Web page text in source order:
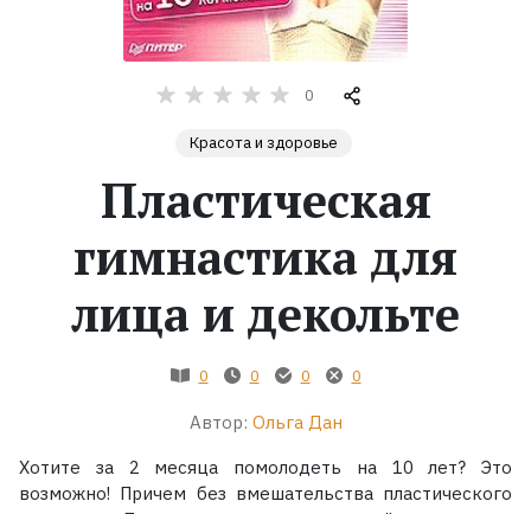
Коллекции
0
Красота и здоровье
Пластическая
гимнастика для
лица и декольте
0 0 0 0
Автор: Ольга Дан
Хотите за 2 месяца помолодеть на 10 лет? Это
возможно! Причем без вмешательства пластического